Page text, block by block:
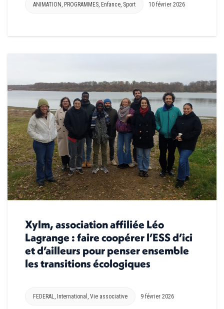
ANIMATION PROGRAMMES Enfance Sport 10 février 2026
Xylm, association affiliée Léo
Lagrange : faire coopérer l’ESS d’ici
et d’ailleurs pour penser ensemble
les transitions écologiques
FEDERAL International Vie associative 9 février 2026